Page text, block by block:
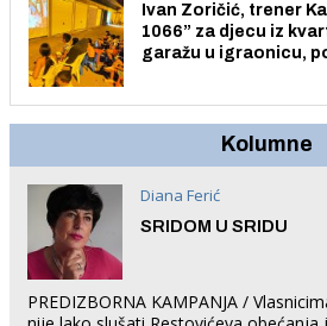
Ivan Zoričić, trener
1066” za djecu iz
garažu u igraonicu,
Kolumne
Diana Ferić
SRIDOM U SRIDU
PREDIZBORNA KAMPANJA /